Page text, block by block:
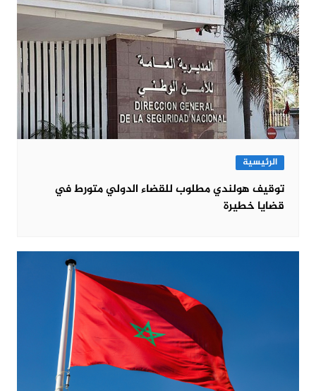
الرئيسية
توقيف هولندي مطلوب للقضاء الدولي متورط في
قضايا خطيرة